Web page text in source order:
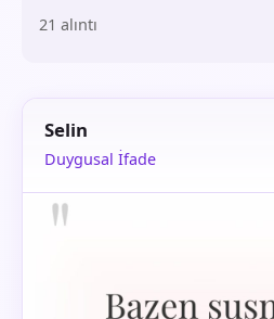
21 alıntı
Selin
Duygusal İfade